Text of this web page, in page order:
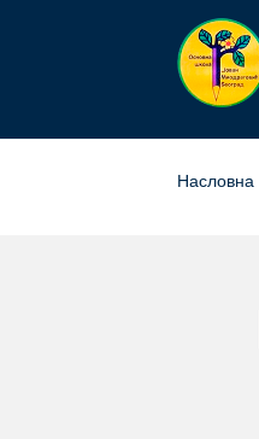
Насловна